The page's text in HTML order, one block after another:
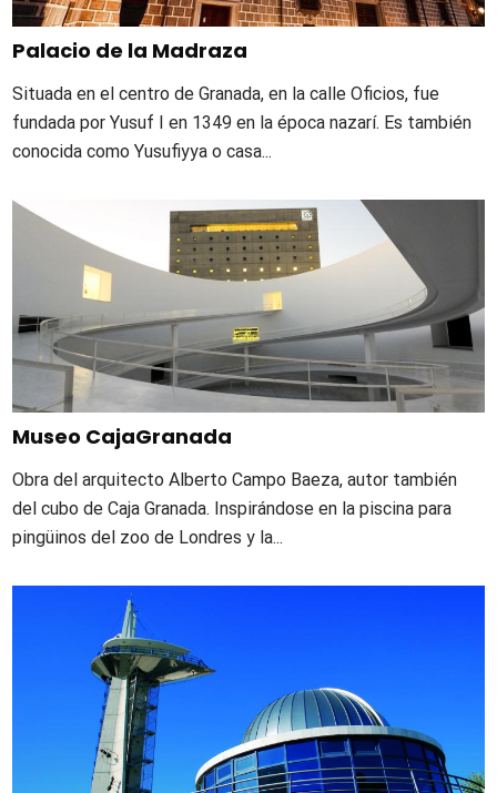
Palacio de la Madraza
Situada en el centro de Granada, en la calle Oficios, fue
fundada por Yusuf I en 1349 en la época nazarí. Es también
conocida como Yusufiyya o casa...
Museo CajaGranada
Obra del arquitecto Alberto Campo Baeza, autor también
del cubo de Caja Granada. Inspirándose en la piscina para
pingüinos del zoo de Londres y la...